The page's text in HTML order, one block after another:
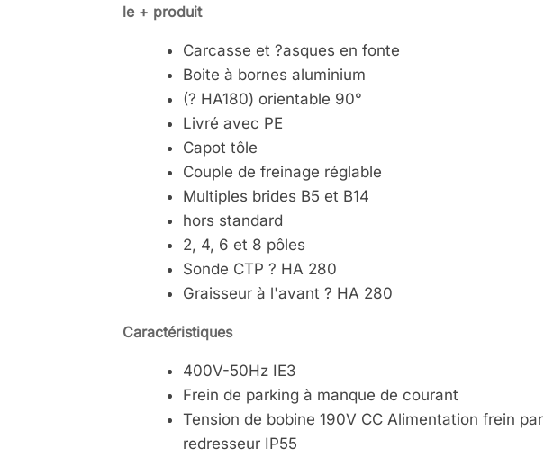
le + produit
Carcasse et ?asques en fonte
Boite à bornes aluminium
(? HA180) orientable 90°
Livré avec PE
Capot tôle
Couple de freinage réglable
Multiples brides B5 et B14
hors standard
2, 4, 6 et 8 pôles
Sonde CTP ? HA 280
Graisseur à l'avant ? HA 280
Caractéristiques
400V-50Hz IE3
Frein de parking à manque de courant
Tension de bobine 190V CC Alimentation frein par
redresseur IP55